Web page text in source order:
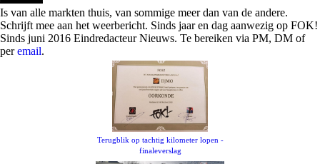
Is van alle markten thuis, van sommige meer dan van de andere.
Schrijft mee aan het weerbericht. Sinds jaar en dag aanwezig op FOK!
Sinds juni 2016 Eindredacteur Nieuws. Te bereiken via PM, DM of
peremail.
Terugblik op tachtig kilometer lopen -
finaleverslag